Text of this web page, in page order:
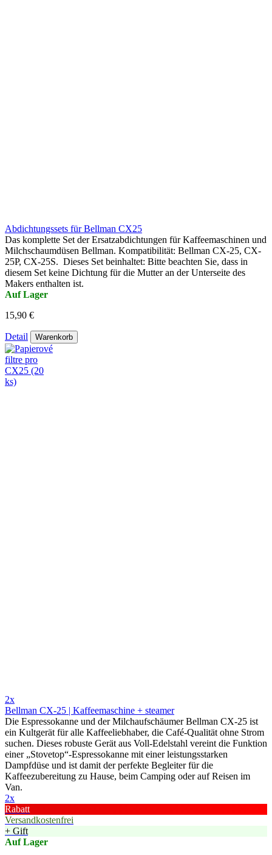
Abdichtungssets für Bellman CX25
Das komplette Set der Ersatzabdichtungen für Kaffeemaschinen und
Milchschaumdüsen Bellman. Kompatibilität: Bellman CX-25, CX-
25P, CX-25S. Dieses Set beinhaltet: Bitte beachten Sie, dass in
diesem Set keine Dichtung für die Mutter an der Unterseite des
Makers enthalten ist.
Auf Lager
15,90 €
Detail Warenkorb
2x
Bellman CX-25 | Kaffeemaschine + steamer
Die Espressokanne und der Milchaufschäumer Bellman CX-25 ist
ein Kultgerät für alle Kaffeeliebhaber, die Café-Qualität ohne Strom
suchen. Dieses robuste Gerät aus Voll-Edelstahl vereint die Funktion
einer „Stovetop“-Espressokanne mit einer leistungsstarken
Dampfdüse und ist damit der perfekte Begleiter für die
Kaffeezubereitung zu Hause, beim Camping oder auf Reisen im
Van.
2x
Rabatt
Versandkostenfrei
+ Gift
Auf Lager